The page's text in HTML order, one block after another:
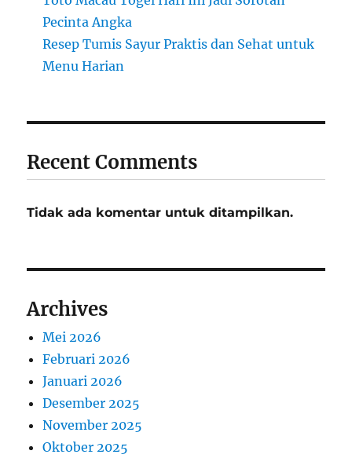
Pecinta Angka
Resep Tumis Sayur Praktis dan Sehat untuk
Menu Harian
Recent Comments
Tidak ada komentar untuk ditampilkan.
Archives
Mei 2026
Februari 2026
Januari 2026
Desember 2025
November 2025
Oktober 2025